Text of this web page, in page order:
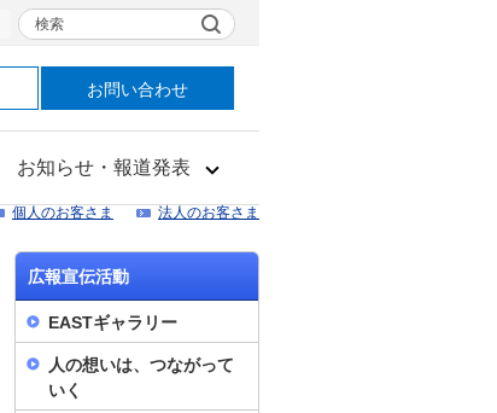
お知らせ・報道発表
検索
お問い合わせ
個人のお客さま 法人のお客さま
広報宣伝活動
EASTギャラリー
人の想いは、つながって
いく